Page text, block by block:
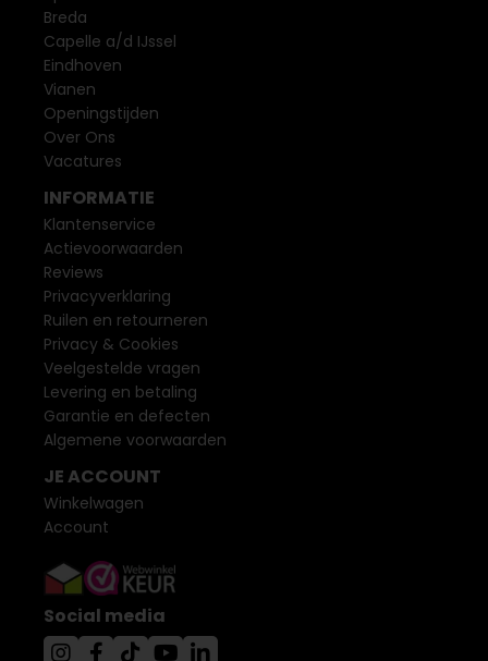
Breda
Capelle a/d IJssel
Eindhoven
Vianen
Openingstijden
Over Ons
Vacatures
INFORMATIE
Klantenservice
Actievoorwaarden
Reviews
Privacyverklaring
Ruilen en retourneren
Privacy & Cookies
Veelgestelde vragen
Levering en betaling
Garantie en defecten
Algemene voorwaarden
JE ACCOUNT
Winkelwagen
Account
Social media